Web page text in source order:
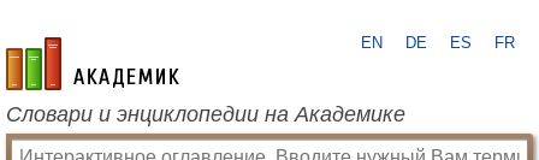
academic.ru
EN DE ES FR
Словари и энциклопедии на Академике